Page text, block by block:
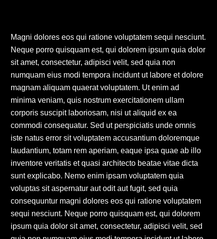
Magni dolores eos qui ratione voluptatem sequi nesciunt.
Neque porro quisquam est, qui dolorem ipsum quia dolor
sit amet, consectetur, adipisci velit, sed quia non
numquam eius modi tempora incidunt ut labore et dolore
magnam aliquam quaerat voluptatem. Ut enim ad
minima veniam, quis nostrum exercitationem ullam
corporis suscipit laboriosam, nisi ut aliquid ex ea
commodi consequatur. Sed ut perspiciatis unde omnis
iste natus error sit voluptatem accusantium doloremque
laudantium, totam rem aperiam, eaque ipsa quae ab illo
inventore veritatis et quasi architecto beatae vitae dicta
sunt explicabo. Nemo enim ipsam voluptatem quia
voluptas sit aspernatur aut odit aut fugit, sed quia
consequuntur magni dolores eos qui ratione voluptatem
sequi nesciunt. Neque porro quisquam est, qui dolorem
ipsum quia dolor sit amet, consectetur, adipisci velit, sed